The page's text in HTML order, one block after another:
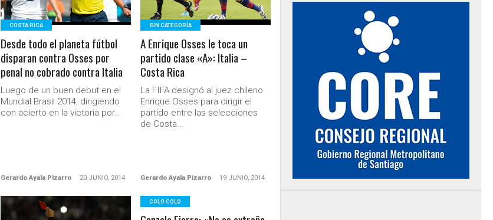
COSTA RICA
Desde todo el planeta fútbol
disparan contra Osses por
penal no cobrado contra Italia
Luego de un buen debut en el
Mundial Brasil 2014, dirigiendo
con acierto en la victoria por...
Gerardo Ayala Pizarro 20 JUNIO, 2014
SIN CATEGORÍA
A Enrique Osses le toca un
partido clase «A»: Italia –
Costa Rica
La FIFA designó al juez chileno
Enrique Osses para dirigir el
partido entre las selecciones
de Costa...
Gerardo Ayala Pizarro 19 JUNIO, 2014
COLO COLO
Ministerio Secretaría General de Gobierno